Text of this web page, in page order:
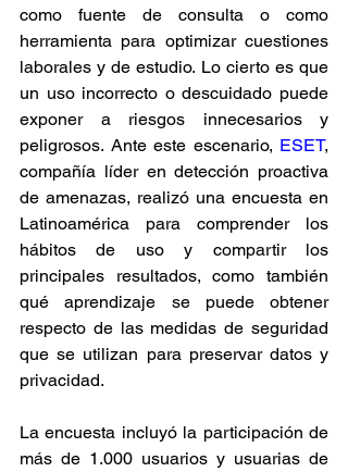
como fuente de consulta o como
herramienta para optimizar cuestiones
laborales y de estudio. Lo cierto es que
un uso incorrecto o descuidado puede
exponer a riesgos innecesarios y
peligrosos. Ante este escenario, ESET,
compañía líder en detección proactiva
de amenazas, realizó una encuesta en
Latinoamérica para comprender los
hábitos de uso y compartir los
principales resultados, como también
qué aprendizaje se puede obtener
respecto de las medidas de seguridad
que se utilizan para preservar datos y
privacidad.
La encuesta incluyó la participación de
más de 1.000 usuarios y usuarias de